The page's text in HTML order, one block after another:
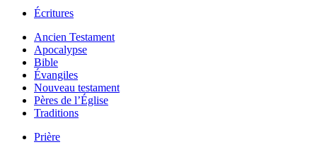
Écritures
Ancien Testament
Apocalypse
Bible
Évangiles
Nouveau testament
Pères de l’Église
Traditions
Prière